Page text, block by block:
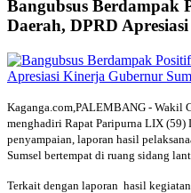
Bangubsus Berdampak
Daerah, DPRD
Kaganga.com,PALEMBANG - Wakil
menghadiri Rapat Paripurna LIX (59)
penyampaian, laporan hasil
Sumsel bertempat di ruang sidang
Terkait dengan laporan hasil